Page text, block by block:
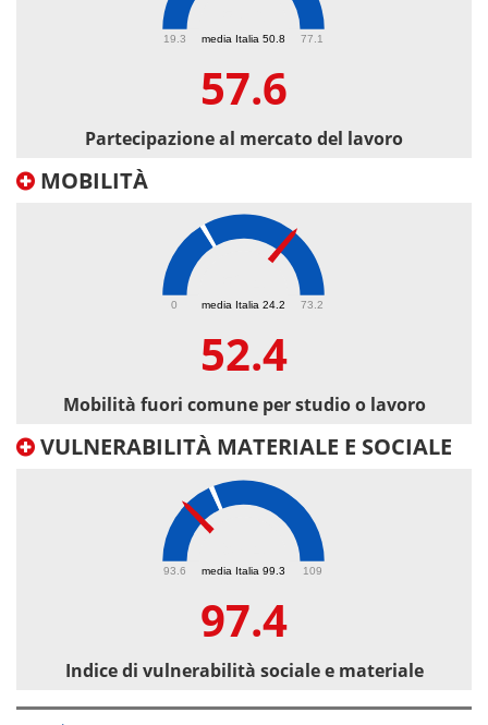
media Italia 50.8
19.3 77.1
57.6
Partecipazione al mercato del lavoro
MOBILITÀ
media Italia 24.2
0 73.2
52.4
Mobilità fuori comune per studio o lavoro
VULNERABILITÀ MATERIALE E SOCIALE
media Italia 99.3
93.6 109
97.4
Indice di vulnerabilità sociale e materiale